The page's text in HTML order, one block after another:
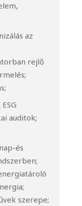
az
rejlő
auditok;
és
szerepe;